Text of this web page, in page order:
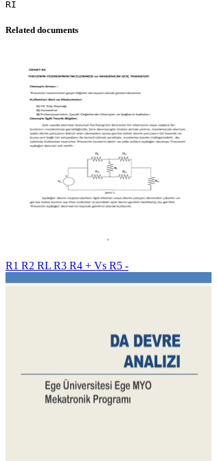
Related documents
R1 R2 RL R3 R4 + Vs R5 -